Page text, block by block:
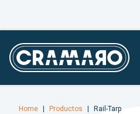
Home Productos Rail-Tarp